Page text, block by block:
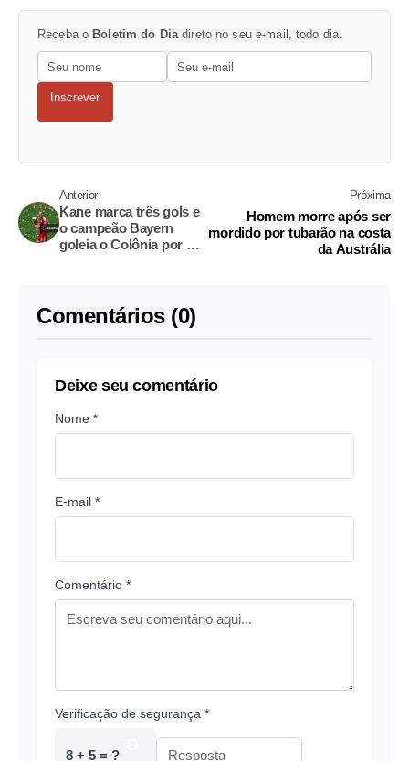
Receba o Boletim do Dia direto no seu e-mail, todo dia.
Inscrever
Anterior
Kane marca três gols e
o campeão Bayern
goleia o Colônia por 5 a
Próxima
Homem morre após ser
mordido por tubarão na costa
da Austrália
Comentários (0)
Deixe seu comentário
Nome *
E-mail *
Comentário *
Verificação de segurança *
8 + 5 = ?